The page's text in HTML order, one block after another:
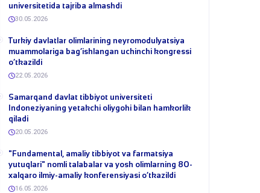
universitetida tajriba almashdi
30.05.2026
​Turkiy davlatlar olimlarining neyromodulyatsiya
muammolariga bag‘ishlangan uchinchi kongressi
o‘tkazildi
22.05.2026
Samarqand davlat tibbiyot universiteti
Indoneziyaning yetakchi oliygohi bilan hamkorlik
qiladi
20.05.2026
​"Fundamental, amaliy tibbiyot va farmatsiya
yutuqlari" nomli talabalar va yosh olimlarning 80-
xalqaro ilmiy-amaliy konferensiyasi o‘tkazildi
16.05.2026